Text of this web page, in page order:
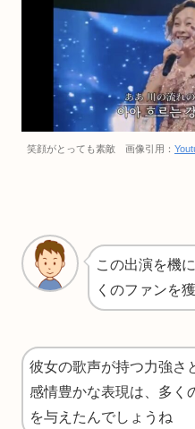
笑顔がとっても素敵 画像引用：
この出演を機
くのファンを
彼女の歌声が持つ力強さ
感情豊かな表現は、多く
を与えたんでしょうね